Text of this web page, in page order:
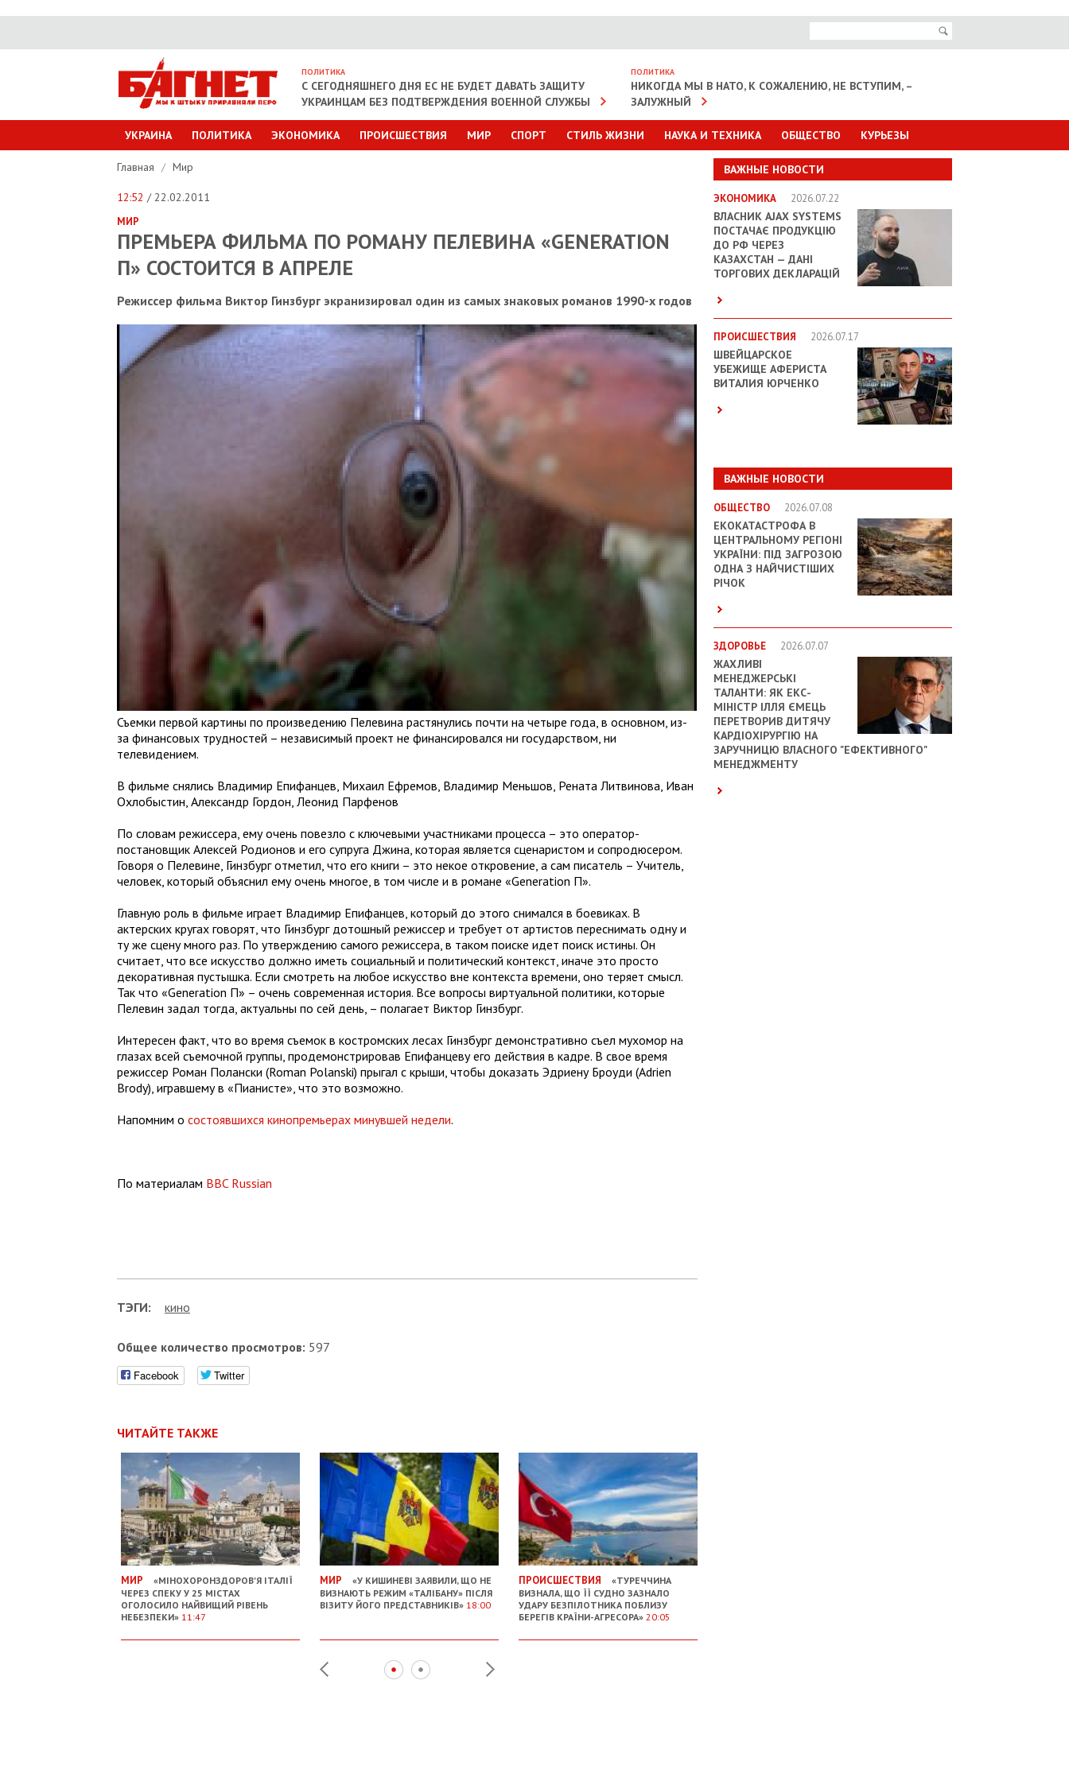
ПОЛИТИКА
С СЕГОДНЯШНЕГО ДНЯ ЕС НЕ БУДЕТ ДАВАТЬ ЗАЩИТУ
УКРАИНЦАМ БЕЗ ПОДТВЕРЖДЕНИЯ ВОЕННОЙ СЛУЖБЫ
ПОЛИТИКА
НИКОГДА МЫ В НАТО, К СОЖАЛЕНИЮ, НЕ ВСТУПИМ, –
ЗАЛУЖНЫЙ
УКРАИНА ПОЛИТИКА ЭКОНОМИКА ПРОИСШЕСТВИЯ МИР СПОРТ СТИЛЬ ЖИЗНИ НАУКА И ТЕХНИКА ОБЩЕСТВО КУРЬЕЗЫ
ВАЖНЫЕ НОВОСТИ
ЭКОНОМИКА 2026.07.22
ВЛАСНИК AJAX SYSTEMS
ПОСТАЧАЄ ПРОДУКЦІЮ
ДО РФ ЧЕРЕЗ
КАЗАХСТАН — ДАНІ
ТОРГОВИХ ДЕКЛАРАЦІЙ
ПРОИСШЕСТВИЯ 2026.07.17
ШВЕЙЦАРСКОЕ
УБЕЖИЩЕ АФЕРИСТА
ВИТАЛИЯ ЮРЧЕНКО
ВАЖНЫЕ НОВОСТИ
ОБЩЕСТВО 2026.07.08
ЕКОКАТАСТРОФА В
ЦЕНТРАЛЬНОМУ РЕГІОНІ
УКРАЇНИ: ПІД ЗАГРОЗОЮ
ОДНА З НАЙЧИСТІШИХ
РІЧОК
ЗДОРОВЬЕ 2026.07.07
ЖАХЛИВІ
МЕНЕДЖЕРСЬКІ
ТАЛАНТИ: ЯК ЕКС-
МІНІСТР ІЛЛЯ ЄМЕЦЬ
ПЕРЕТВОРИВ ДИТЯЧУ
КАРДІОХІРУРГІЮ НА
ЗАРУЧНИЦЮ ВЛАСНОГО "ЕФЕКТИВНОГО"
МЕНЕДЖМЕНТУ
Главная / Мир
12:52 / 22.02.2011
МИР
ПРЕМЬЕРА ФИЛЬМА ПО РОМАНУ ПЕЛЕВИНА «GENERATION
П» СОСТОИТСЯ В АПРЕЛЕ
Режиссер фильма Виктор Гинзбург экранизировал один из самых знаковых романов 1990-х годов
Съемки первой картины по произведению Пелевина растянулись почти на четыре года, в основном, из-
за финансовых трудностей – независимый проект не финансировался ни государством, ни
телевидением.
В фильме снялись Владимир Епифанцев, Михаил Ефремов, Владимир Меньшов, Рената Литвинова, Иван
Охлобыстин, Александр Гордон, Леонид Парфенов
По словам режиссера, ему очень повезло с ключевыми участниками процесса – это оператор-
постановщик Алексей Родионов и его супруга Джина, которая является сценаристом и сопродюсером.
Говоря о Пелевине, Гинзбург отметил, что его книги – это некое откровение, а сам писатель – Учитель,
человек, который объяснил ему очень многое, в том числе и в романе «Generation П».
Главную роль в фильме играет Владимир Епифанцев, который до этого снимался в боевиках. В
актерских кругах говорят, что Гинзбург дотошный режиссер и требует от артистов переснимать одну и
ту же сцену много раз. По утверждению самого режиссера, в таком поиске идет поиск истины. Он
считает, что все искусство должно иметь социальный и политический контекст, иначе это просто
декоративная пустышка. Если смотреть на любое искусство вне контекста времени, оно теряет смысл.
Так что «Generation П» – очень современная история. Все вопросы виртуальной политики, которые
Пелевин задал тогда, актуальны по сей день, – полагает Виктор Гинзбург.
Интересен факт, что во время съемок в костромских лесах Гинзбург демонстративно съел мухомор на
глазах всей съемочной группы, продемонстрировав Епифанцеву его действия в кадре. В свое время
режиссер Роман Полански (Roman Polanski) прыгал с крыши, чтобы доказать Эдриену Броуди (Adrien
Brody), игравшему в «Пианисте», что это возможно.
Напомним о состоявшихся кинопремьерах минувшей недели.
По материалам BBCRussian
ТЭГИ: кино
Общее количество просмотров: 597
Facebook Twitter
ЧИТАЙТЕ ТАКЖЕ
МИР
«МІНОХОРОНЗДОРОВ'Я ІТАЛІЇ
ЧЕРЕЗ СПЕКУ У 25 МІСТАХ
ОГОЛОСИЛО НАЙВИЩИЙ РІВЕНЬ
НЕБЕЗПЕКИ» 11:47
МИР
«У КИШИНЕВІ ЗАЯВИЛИ, ЩО НЕ
ВИЗНАЮТЬ РЕЖИМ «ТАЛІБАНУ» ПІСЛЯ
ВІЗИТУ ЙОГО ПРЕДСТАВНИКІВ» 18:00
ПРОИСШЕСТВИЯ
«ТУРЕЧЧИНА
ВИЗНАЛА, ЩО ЇЇ СУДНО ЗАЗНАЛО
УДАРУ БЕЗПІЛОТНИКА ПОБЛИЗУ
БЕРЕГІВ КРАЇНИ-АГРЕСОРА» 20:05